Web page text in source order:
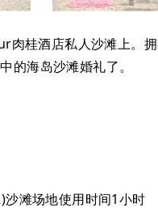
肉桂酒店私人沙滩上。
的海岛沙滩婚礼了。
沙滩场地使用时间1小时